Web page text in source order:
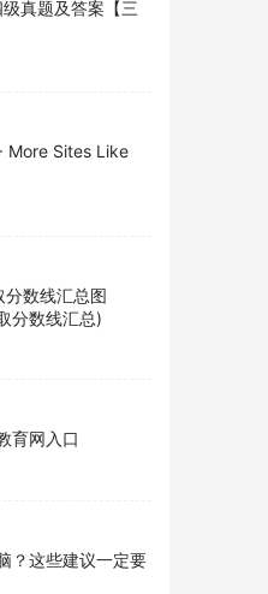
真题及答案【三
More Sites Like
数线汇总图
分数线汇总)
育网入口
？这些建议一定要